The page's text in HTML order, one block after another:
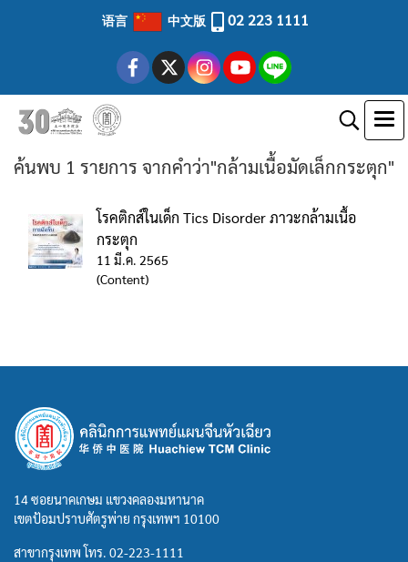
语言 中文版 02 223 1111
ค้นพบ 1 รายการ จากคำว่า"กล้ามเนื้อมัดเล็กกระตุก"
โรคติกส์ในเด็ก Tics Disorder ภาวะกล้ามเนื้อ
กระตุก
11 มี.ค. 2565
(Content)
14 ซอยนาคเกษม แขวงคลองมหานาค
เขตป้อมปราบศัตรูพ่าย กรุงเทพฯ 10100
สาขากรุงเทพ โทร. 02-223-1111